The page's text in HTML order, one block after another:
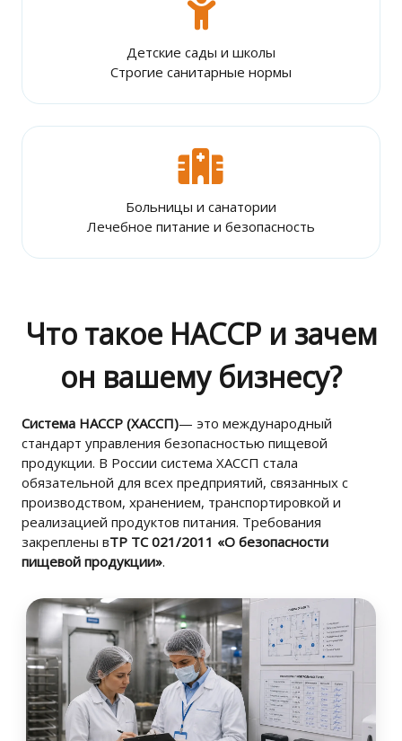
Детские сады и школы
Строгие санитарные нормы
Больницы и санатории
Лечебное питание и безопасность
Что такое HACCP и зачем
он вашему бизнесу?
Система HACCP (ХАССП)— это международный
стандарт управления безопасностью пищевой
продукции. В России система ХАССП стала
обязательной для всех предприятий, связанных с
производством, хранением, транспортировкой и
реализацией продуктов питания. Требования
закреплены вТР ТС 021/2011 «О безопасности
пищевой продукции».